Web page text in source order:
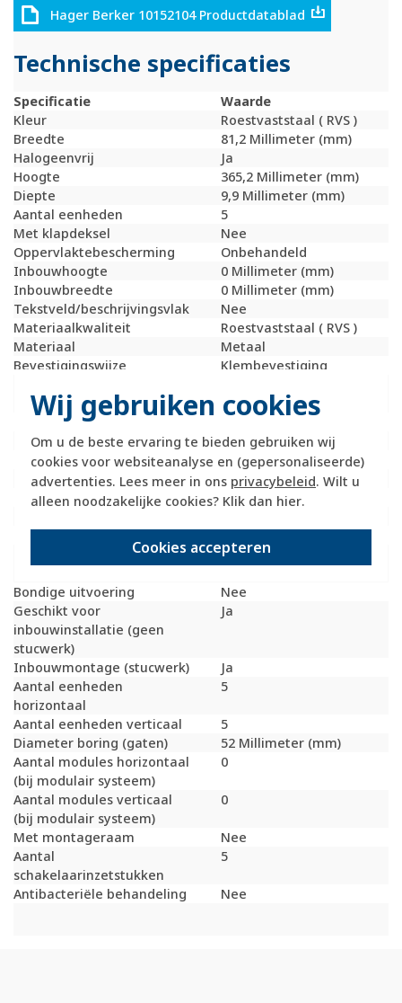
Wij gebruiken cookies
Om u de beste ervaring te bieden gebruiken wij
cookies voor websiteanalyse en (gepersonaliseerde)
advertenties. Lees meer in ons privacybeleid. Wilt u
alleen noodzakelijke cookies? Klik dan hier.
Cookies accepteren
Hager Berker 10152104 Productdatablad
Technische specificaties
Specificatie
Waarde
Kleur
Roestvaststaal ( RVS )
Breedte
81,2 Millimeter (mm)
Halogeenvrij
Ja
Hoogte
365,2 Millimeter (mm)
Diepte
9,9 Millimeter (mm)
Aantal eenheden
5
Met klapdeksel
Nee
Oppervlaktebescherming
Onbehandeld
Inbouwhoogte
0 Millimeter (mm)
Inbouwbreedte
0 Millimeter (mm)
Tekstveld/beschrijvingsvlak
Nee
Materiaalkwaliteit
Roestvaststaal ( RVS )
Materiaal
Metaal
Bevestigingswijze
Klembevestiging
verticaal
RAL-nummer (vergelijkbaar)
Slagvastheid
IK05
Beschermingsgraad (IP)
IP20
Geschikt voor vloerpot
Nee
Transparant
Nee
Ja
Bondige uitvoering
Nee
Geschikt voor
inbouwinstallatie (geen
stucwerk)
Ja
Inbouwmontage (stucwerk)
Ja
Aantal eenheden
horizontaal
5
Aantal eenheden verticaal
5
Diameter boring (gaten)
52 Millimeter (mm)
Aantal modules horizontaal
(bij modulair systeem)
0
Aantal modules verticaal
(bij modulair systeem)
0
Met montageraam
Nee
Aantal
schakelaarinzetstukken
5
Antibacteriële behandeling Nee